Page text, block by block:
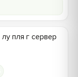
пля г сервер